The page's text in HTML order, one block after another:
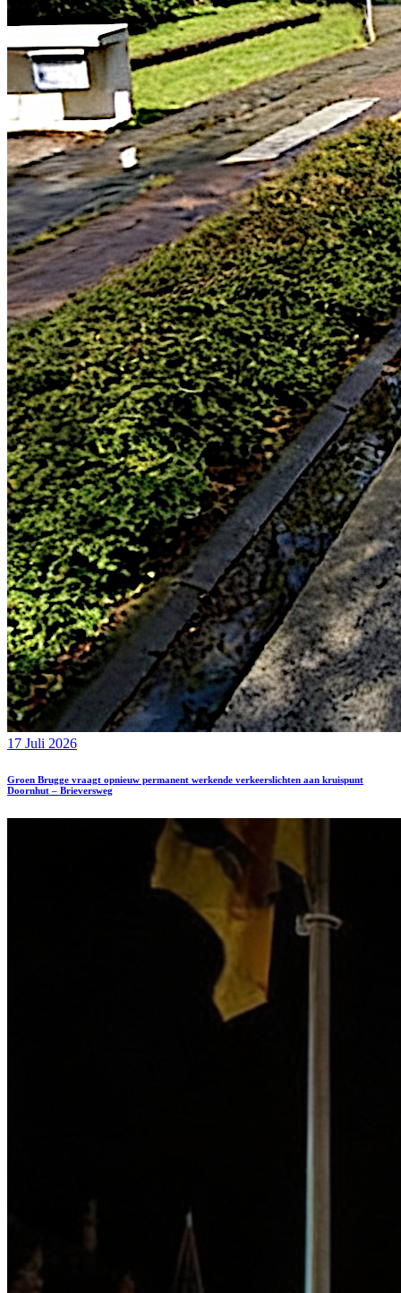
17 Juli 2026
Groen Brugge vraagt opnieuw permanent werkende verkeerslichten aan kruispunt
Doornhut – Brieversweg